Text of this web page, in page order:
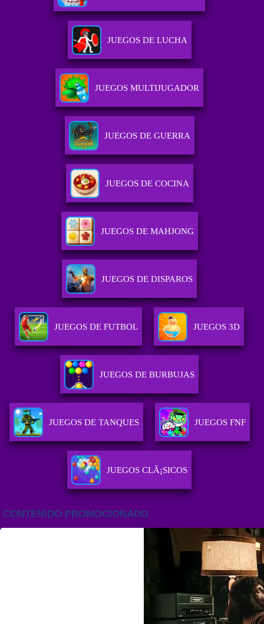
JUEGOS DE LUCHA
JUEGOS MULTIJUGADOR
JUEGOS DE GUERRA
JUEGOS DE COCINA
JUEGOS DE MAHJONG
JUEGOS DE DISPAROS
JUEGOS DE FUTBOL JUEGOS 3D
JUEGOS DE BURBUJAS
JUEGOS DE TANQUES JUEGOS FNF
JUEGOS CLÃ¡SICOS